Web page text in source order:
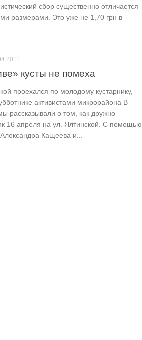
сбор существенно отличается
размерами. Это уже не 1,70 грн в
кусты не помеха
проехался по молодому кустарнику,
активистами микрорайона В
рассказывали о том, как дружно
16 апреля на ул. Ялтинской. С помощью
Кащеева и...